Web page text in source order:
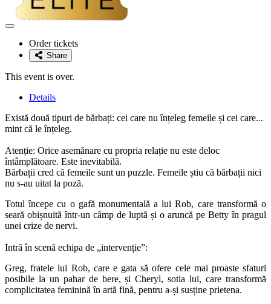
Adaugă
favoriteOrder tickets
Share
This event is over.
Details
Există două tipuri de bărbați: cei care nu înțeleg femeile și cei care...
mint că le înțeleg.
Atenție: Orice asemănare cu propria relație nu este deloc
întâmplătoare. Este inevitabilă.
Bărbații cred că femeile sunt un puzzle. Femeile știu că bărbații nici
nu s-au uitat la poză.
Totul începe cu o gafă monumentală a lui Rob, care transformă o
seară obișnuită într-un câmp de luptă și o aruncă pe Betty în pragul
unei crize de nervi.
Intră în scenă echipa de „intervenție”:
Greg, fratele lui Rob, care e gata să ofere cele mai proaste sfaturi
posibile la un pahar de bere, și Cheryl, sotia lui, care transformă
complicitatea feminină în artă fină, pentru a-și susține prietena.